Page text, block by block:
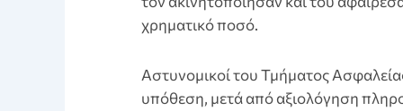
χρηματικό ποσό.
Αστυνομικοί του Τμήματος
υπόθεση, μετά από αξιολόγηση